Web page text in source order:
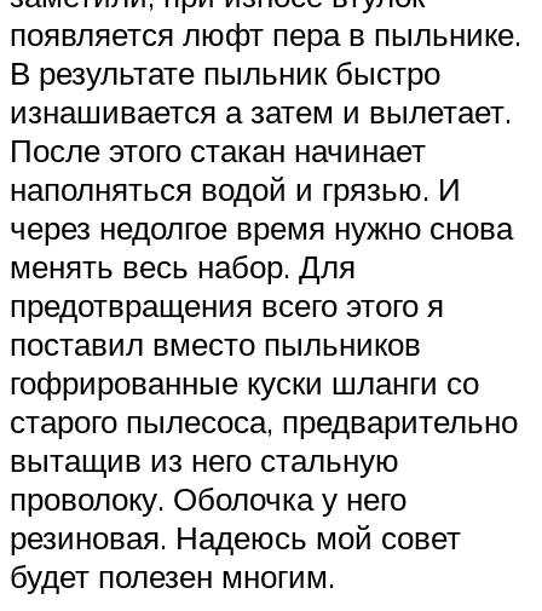
появляется люфт пера в пыльнике.
В результате пыльник быстро
изнашивается а затем и вылетает.
После этого стакан начинает
наполняться водой и грязью. И
через недолгое время нужно снова
менять весь набор. Для
предотвращения всего этого я
поставил вместо пыльников
гофрированные куски шланги со
старого пылесоса, предварительно
вытащив из него стальную
проволоку. Оболочка у него
резиновая. Надеюсь мой совет
будет полезен многим.